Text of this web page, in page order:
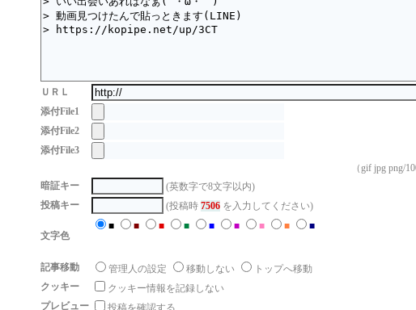
ＵＲＬ
添付File1
添付File2
添付File3
（gif jpg png/
暗証キー
(英数字で8文字以内)
投稿キー
(投稿時 7506 を入力してください)
文字色
■ ■ ■ ■ ■ ■ ■ ■ ■
記事移動 管理人の設定 移動しない
トップへ移動
クッキー
クッキー情報を記録しない
プレビュー
投稿を確認する